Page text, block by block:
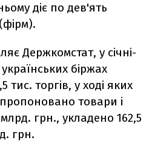
діє по дев'ять
Держкомстат, у січні-
біржах
тис. торгів, у ході яких
товари і
грн., укладено 162,5
грн.